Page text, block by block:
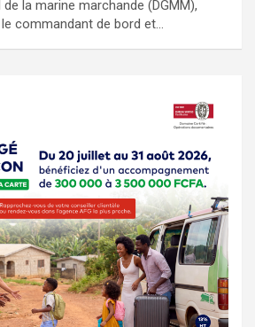
la marine marchande (DGMM),
commandant de bord et…